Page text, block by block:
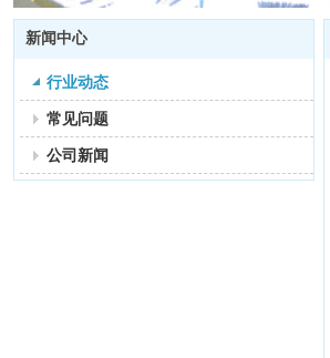
新闻中心
行业动态
常见问题
公司新闻